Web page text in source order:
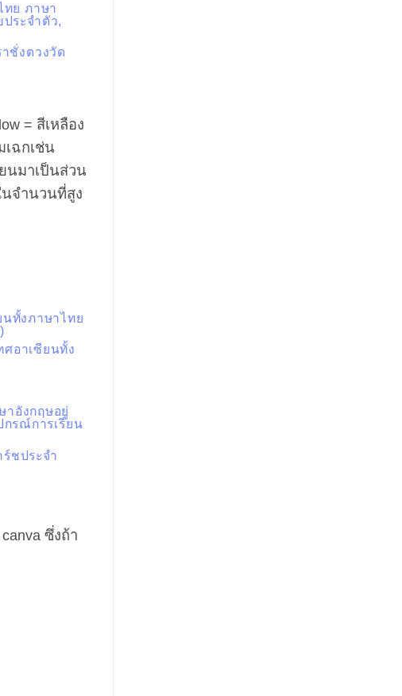
ย ภาษา
ระจำตัว,
ชั่งตวงวัด
= สีเหลือง
ฉกเช่น
นมาเป็นส่วน
นจำนวนที่สูง
นทั้งภาษาไทย
ศอาเซียนทั้ง
าอังกฤษอยู่
รณ์การเรียน
ชประจำ
ซึ่งถ้า